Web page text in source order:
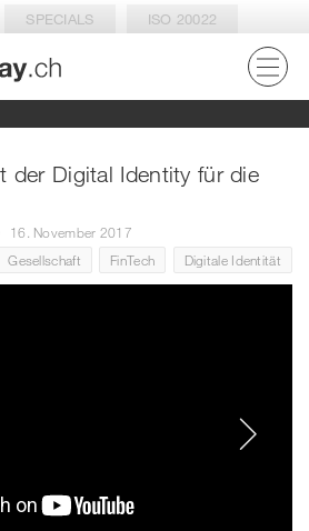
SPECIALS ISO 20022
der Digital Identity für die
16. November 2017
Gesellschaft FinTech Digitale Identität